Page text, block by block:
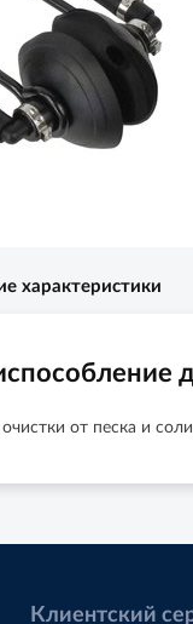
характеристики
от песка и
Клиентский